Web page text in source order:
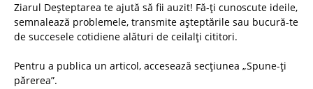
Ziarul Deșteptarea te ajută să fii auzit! Fă-ți cunoscute ideile,
semnalează problemele, transmite așteptările sau bucură-te
de succesele cotidiene alături de ceilalți cititori.
Pentru a publica un articol, accesează secțiunea „Spune-ți
părerea”.